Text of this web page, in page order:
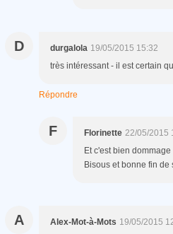
D durgalola 19/05/2015 15:32
très intéressant - il est certain
Répondre
F Florinette 22/05/2015
Et c'est bien
Bisous et bonne fin de
A Alex-Mot-à-Mots 19/05/2015